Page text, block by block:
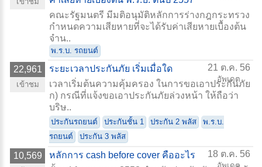
คณะรัฐมนตรี มีมติอนุมัติหลักการร่างกฎกระทรวง
กำหนดความเสียหายที่จะได้รับค่าเสียหายเบื้องต้น
จำน..
พ.ร.บ. รถยนต์
22,961
เข้าชม
ระยะเวลาประกันภัย เริ่มเมื่อใด 21 ต.ค. 56
อัพเดต
เวลาเริ่มต้นความคุ้มครอง ในการขอเอาประกันภัย
ก) กรณีที่แจ้งขอเอาประกันภัยล่วงหน้า ให้ถือว่า
บริษ..
ประกันรถยนต์ ประกันชั้น 1 ประกัน 2 พลัส
พ.ร.บ.
รถยนต์
ประกัน 3 พลัส
10,569 หลักการ cash before cover คืออะไร 18 ต.ค. 56